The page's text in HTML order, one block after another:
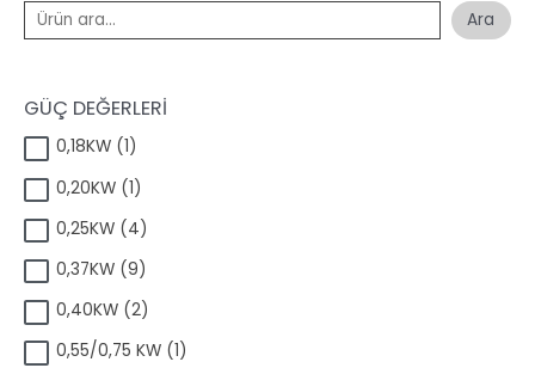
Ara
GÜÇ DEĞERLERİ
0,18KW 11
r
ü
n
0,20KW 11
r
ü
n
0,25KW 44
r
ü
n
0,37KW 99
r
ü
0,40KW 22
r
0,55/0,75 KW 11